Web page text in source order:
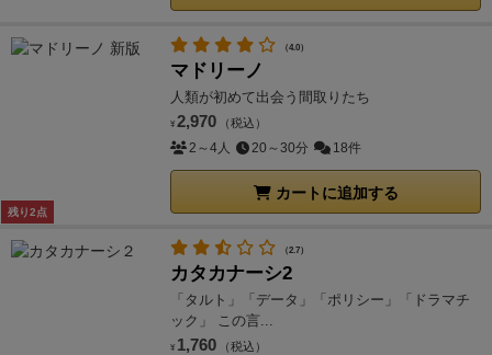
残り2点
（4.0）
マドリーノ
人類が初めて出会う間取りたち
¥ 2,970 （税込）
2～4人 20～30分 18件
カートに追加する
（2.7）
カタカナーシ2
「タルト」「データ」「ポリシー」「ドラマチ
ック」 この言...
¥ 1,760 （税込）